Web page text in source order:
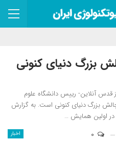
بزرگ دنیای کنونی
قدس آنلاین- رییس دانشگاه علوم
بزرگ دنیای کنونی است. به گزارش
در اولین همایش …
اخبار